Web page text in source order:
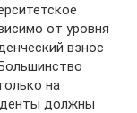
от уровня
взнос
на
должны